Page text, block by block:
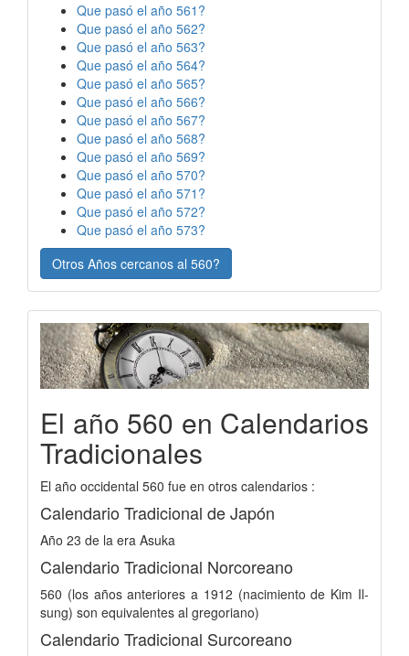
Que pasó el año 561?
Que pasó el año 562?
Que pasó el año 563?
Que pasó el año 564?
Que pasó el año 565?
Que pasó el año 566?
Que pasó el año 567?
Que pasó el año 568?
Que pasó el año 569?
Que pasó el año 570?
Que pasó el año 571?
Que pasó el año 572?
Que pasó el año 573?
Otros Años cercanos al 560?
El año 560 en Calendarios
Tradicionales
El año occidental 560 fue en otros calendarios :
Calendario Tradicional de Japón
Año 23 de la era Asuka
Calendario Tradicional Norcoreano
560 (los años anteriores a 1912 (nacimiento de Kim Il-
sung) son equivalentes al gregoriano)
Calendario Tradicional Surcoreano